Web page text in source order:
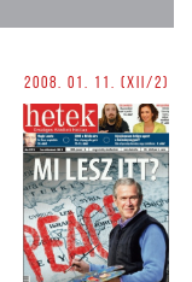
2008. 01. 11. (XII/2)